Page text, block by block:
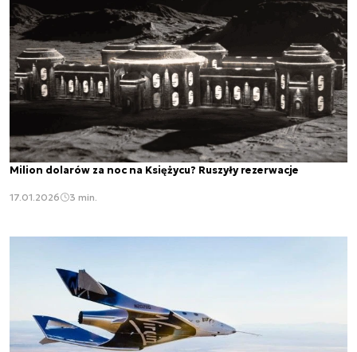
Milion dolarów za noc na Księżycu? Ruszyły rezerwacje
17.01.2026 3 min.